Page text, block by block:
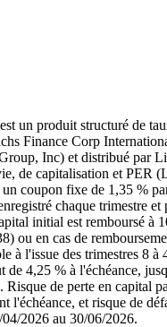
un produit structuré de
Finance Corp
Inc) et distribué par
de capitalisation et PER
coupon fixe de 1,35 %
chaque trimestre et
initial est remboursé à
ou en cas de
à l'issue des trimestres 8 à
de 4,25 % à l'échéance,
Risque de perte en capital
l'échéance, et risque de
2026 au 30/06/2026.